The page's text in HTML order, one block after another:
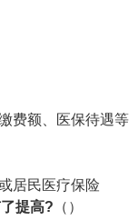
费额、医保待遇等
居民医疗保险
提高? （）